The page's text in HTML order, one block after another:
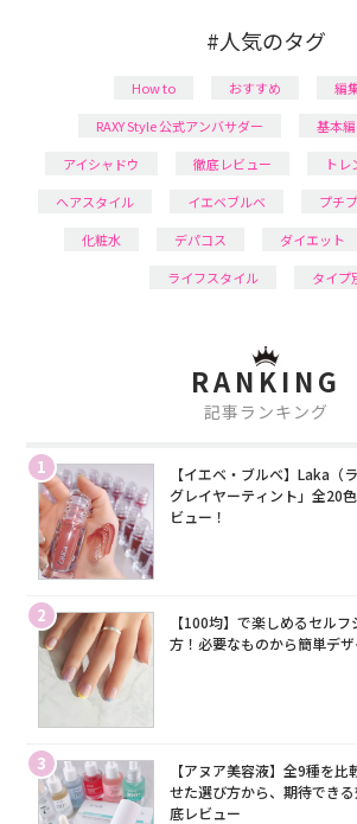
#人気のタグ
How to おすすめ
編
RAXY Style 公式アンバサダー
基本編
アイシャドウ
徹底レビュー トレ
ヘアスタイル
イエベブルベ プチ
化粧水
デパコス ダイエット
ライフスタイル
タイプ
RANKING
記事ランキング
1
【イエベ・ブルベ】Laka（
グレイヤーティント」全20
ビュー！
2
【100均】で楽しめるセル
方！必要なものから簡単デ
3
【アヌア美容液】全9種を
せた選び方から、期待でき
底レビュー